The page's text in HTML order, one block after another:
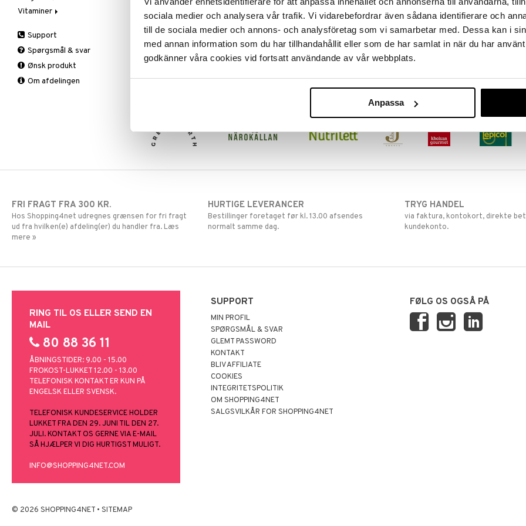
sociala medier och analysera vår trafik. Vi vidarebefordrar även sådana identifierare och
till de sociala medier och annons- och analysföretag som vi samarbetar med. Dessa kan i
med annan information som du har tillhandahållit eller som de har samlat in när du har
godkänner våra cookies vid fortsatt användande av vår webbplats.
Anpassa
Spiring
Deo
Olie
Specialprodukter
Solbeskyttelse
Brun uden sol
Læber
Solcreme
Øvrige
Skelet
Urinveje
Prostata
Æblecidereddike
Faste
Fedtforbrænding
Måltidserstatning
Øvrige
Vitaminer
Antioxidanter
B vitaminer
Børn
C vitaminer
Support
Spørgsmål & svar
Ønsk produkt
Om afdelingen
FRI FRAGT FRA 300 KR.
Hos Shopping4net udregnes grænsen for fri fragt
ud fra hvilken(e) afdeling(er) du handler fra. Læs
mere »
HURTIGE LEVERANCER
Bestillinger foretaget før kl. 13.00 afsendes
normalt samme dag.
TRYG HANDEL
via faktura, kontokort, direkte
kundekonto.
RING TIL OS ELLER SEND EN
MAIL
80 88 36 11
ÅBNINGSTIDER: 9.00 - 15.00
FROKOST-LUKKET 12.00 - 13.00
TELEFONISK KONTAKT ER KUN PÅ
ENGELSK ELLER SVENSK.
TELEFONISK KUNDESERVICE HOLDER
LUKKET FRA DEN 29. JUNI TIL DEN 27.
JULI. KONTAKT OS GERNE VIA E-MAIL
SÅ HJÆLPER VI DIG HURTIGST MULIGT.
INFO@SHOPPING4NET.COM
SUPPORT
MIN PROFIL
SPØRGSMÅL & SVAR
GLEMT PASSWORD
KONTAKT
BLIV AFFILIATE
COOKIES
INTEGRITETSPOLITIK
OM SHOPPING4NET
SALGSVILKÅR FOR SHOPPING4NET
FØLG OS OGSÅ PÅ
© 2026 SHOPPING4NET • SITEMAP